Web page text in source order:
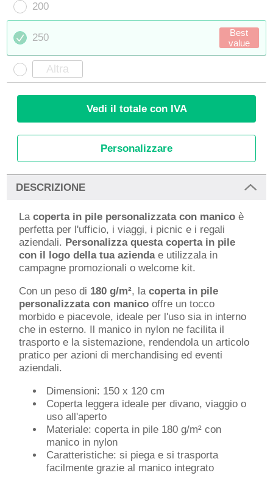
200
250
Best
value
Vedi il totale con IVA
Personalizzare
DESCRIZIONE
Lacoperta in pile personalizzata con manico è
perfetta per l'ufficio, i viaggi, i picnic e i regali
aziendali. Personalizza questa coperta in pile
con il logo della tua aziendae utilizzala in
campagne promozionali o welcome kit.
Con un peso di 180 g/m², lacoperta in pile
personalizzata con manico offre un tocco
morbido e piacevole, ideale per l'uso sia in interno
che in esterno. Il manico in nylon ne facilita il
trasporto e la sistemazione, rendendola un articolo
pratico per azioni di merchandising ed eventi
aziendali.
Dimensioni: 150 x 120 cm
Coperta leggera ideale per divano, viaggio o
uso all'aperto
Materiale: coperta in pile 180 g/m² con
manico in nylon
Caratteristiche: si piega e si trasporta
facilmente grazie al manico integrato